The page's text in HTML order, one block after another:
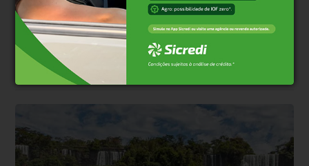
Sancionada lei do ‘Pix Pensão’ que permite
desconto automático do benefício
Nova legislação autoriza transferência automática para a conta do
beneficiário nos casos em que o desconto em folha de pagamento
não for possível